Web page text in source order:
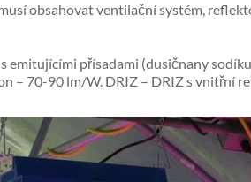
obsahovat ventilační systém,
emitujícími přísadami (dusičnany
– 70-90 lm/W. DRIZ – DRIZ s vnitřní